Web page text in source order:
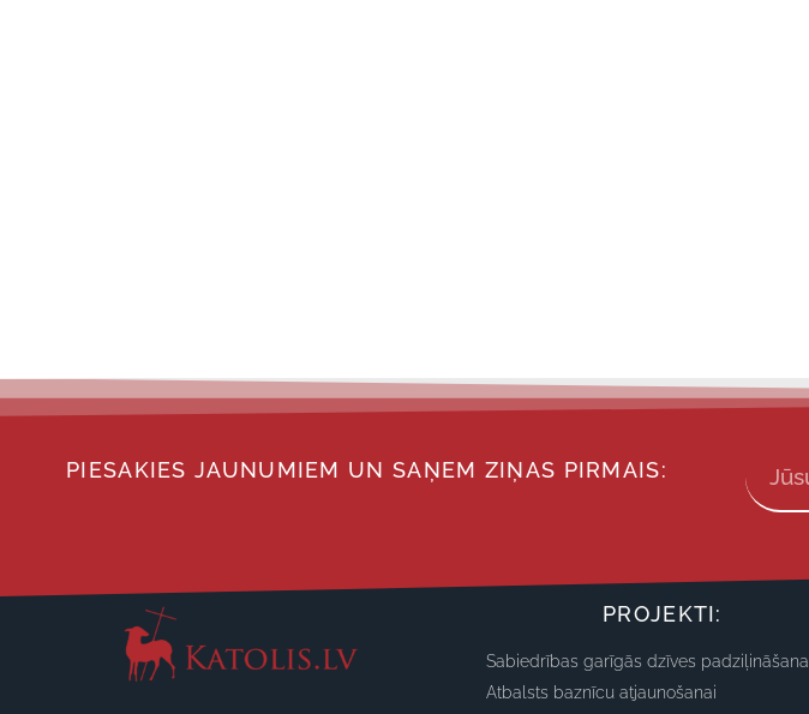
PIESAKIES JAUNUMIEM UN SAŅEM ZIŅAS PIRMAIS:
PROJEKTI:
Sabiedrības garīgās dzīves padziļināšana
Atbalsts baznīcu atjaunošanai